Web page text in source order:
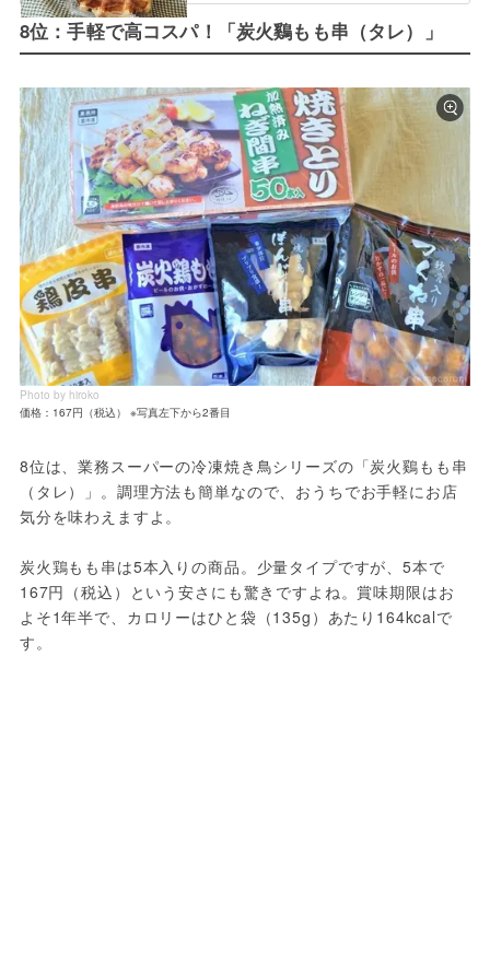
8位：手軽で高コスパ！「炭火鷄もも串（タレ）」
Photo by hiroko
価格：167円（税込） ※写真左下から2番目
8位は、業務スーパーの冷凍焼き鳥シリーズの「炭火鷄もも串
（タレ）」。調理方法も簡単なので、おうちでお手軽にお店
気分を味わえますよ。
炭火鶏もも串は5本入りの商品。少量タイプですが、5本で
167円（税込）という安さにも驚きですよね。賞味期限はお
よそ1年半で、カロリーはひと袋（135g）あたり164kcalで
す。